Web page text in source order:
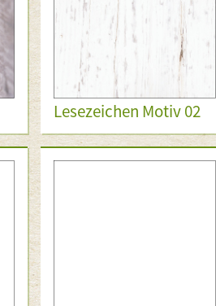
Lesezeichen Motiv 02